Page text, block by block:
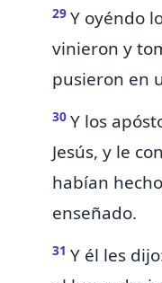
29 Y oyéndo
vinieron y
pusieron en
30 Y los
Jesús, y le
habían
enseñado.
31 Y él les